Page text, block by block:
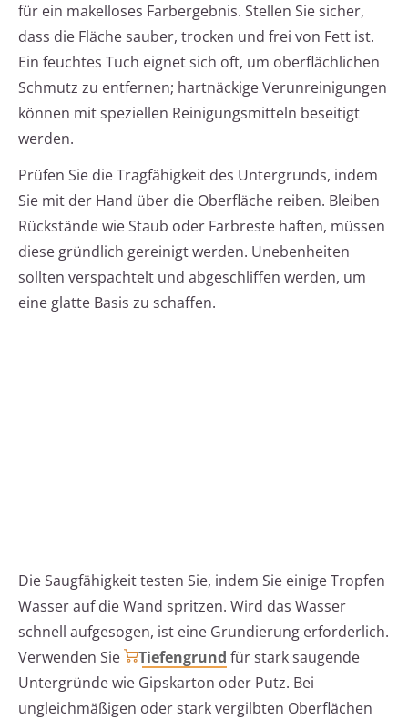
für ein makelloses Farbergebnis. Stellen Sie sicher,
dass die Fläche sauber, trocken und frei von Fett ist.
Ein feuchtes Tuch eignet sich oft, um oberflächlichen
Schmutz zu entfernen; hartnäckige Verunreinigungen
können mit speziellen Reinigungsmitteln beseitigt
werden.
Prüfen Sie die Tragfähigkeit des Untergrunds, indem
Sie mit der Hand über die Oberfläche reiben. Bleiben
Rückstände wie Staub oder Farbreste haften, müssen
diese gründlich gereinigt werden. Unebenheiten
sollten verspachtelt und abgeschliffen werden, um
eine glatte Basis zu schaffen.
Die Saugfähigkeit testen Sie, indem Sie einige Tropfen
Wasser auf die Wand spritzen. Wird das Wasser
schnell aufgesogen, ist eine Grundierung erforderlich.
Verwenden Sie
Tiefengrund für stark saugende
Untergründe wie Gipskarton oder Putz. Bei
ungleichmäßigen oder stark vergilbten Oberflächen